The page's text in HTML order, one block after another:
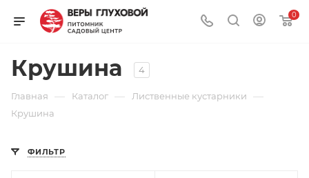
0
Крушина 4
Главная — Каталог — Лиственные кустарники —
Крушина
ФИЛЬТР